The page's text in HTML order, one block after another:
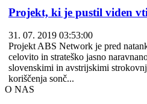
Projekt, ki je pustil viden
31. 07. 2019 03:53:00
Projekt ABS Network je pred
celovito in strateško jasno
slovenskimi in avstrijskimi
koriščenja sonč...
O NAS